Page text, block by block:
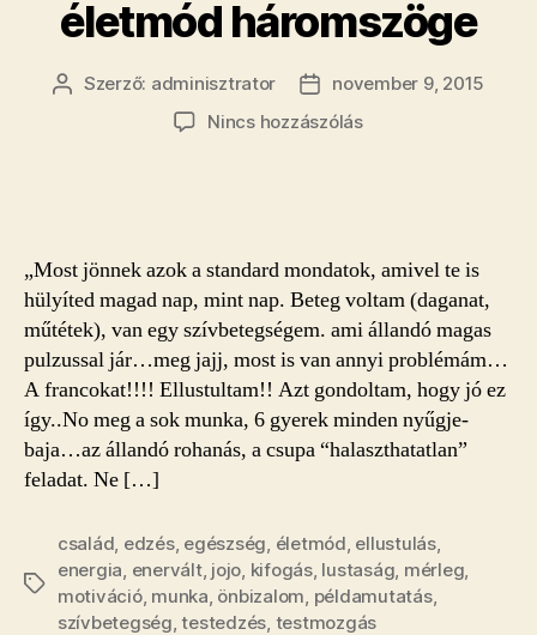
életmód háromszöge
Bejegyzés
Szerző: adminisztrator
Bejegyzés
dátuma
november 9, 2015
Nincs hozzászólása(z)
bejegyzéshez
„Most jönnek azok a standard mondatok, amivel te is
hülyíted magad nap, mint nap. Beteg voltam (daganat,
műtétek), van egy szívbetegségem. ami állandó magas
pulzussal jár…meg jajj, most is van annyi problémám…
A francokat!!!! Ellustultam!! Azt gondoltam, hogy jó ez
így..No meg a sok munka, 6 gyerek minden nyűgje-
baja…az állandó rohanás, a csupa “halaszthatatlan”
feladat. Ne […]
Címkék
család edzés, egészség életmód ellustulás,
energia enervált, jojo kifogás, lustaság mérleg
motiváció, munka önbizalom példamutatás,
szívbetegség ,testedzés testmozgás